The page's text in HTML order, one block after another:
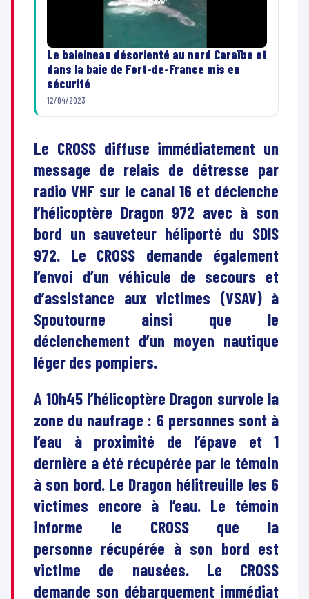
Le baleineau désorienté au nord Caraïbe et
dans la baie de Fort-de-France mis en
sécurité
12/04/2023
Le CROSS diffuse immédiatement un
message de relais de détresse par
radio VHF sur le canal 16 et déclenche
l’hélicoptère Dragon 972 avec à son
bord un sauveteur héliporté du SDIS
972. Le CROSS demande également
l’envoi d’un véhicule de secours et
d’assistance aux victimes (VSAV) à
Spoutourne ainsi que le
déclenchement d’un moyen nautique
léger des pompiers.
A 10h45 l’hélicoptère Dragon survole la
zone du naufrage : 6 personnes sont à
l’eau à proximité de l’épave et 1
dernière a été récupérée par le témoin
à son bord. Le Dragon hélitreuille les 6
victimes encore à l’eau. Le témoin
informe le CROSS que la
personne récupérée à son bord est
victime de nausées. Le CROSS
demande son débarquement immédiat